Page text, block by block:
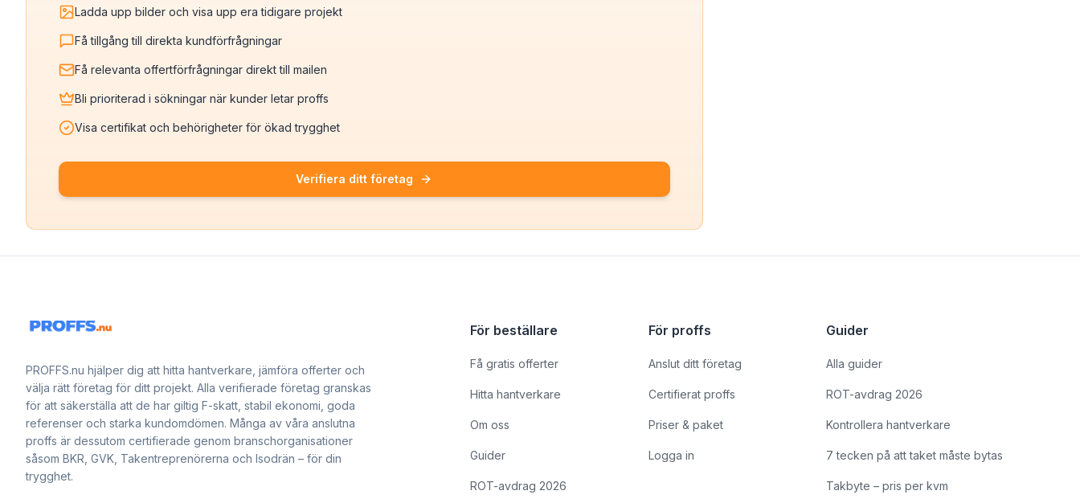
Ladda upp bilder och visa upp era tidigare projekt
Få tillgång till direkta kundförfrågningar
Få relevanta offertförfrågningar direkt till mailen
Bli prioriterad i sökningar när kunder letar proffs
Visa certifikat och behörigheter för ökad trygghet
Verifiera ditt företag
PROFFS.nu hjälper dig att hitta hantverkare, jämföra offerter och
välja rätt företag för ditt projekt. Alla verifierade företag granskas
för att säkerställa att de har giltig F-skatt, stabil ekonomi, goda
referenser och starka kundomdömen. Många av våra anslutna
proffs är dessutom certifierade genom branschorganisationer
såsom BKR, GVK, Takentreprenörerna och Isodrän – för din
trygghet.
För beställare
Få gratis offerter
Hitta hantverkare
Om oss
Guider
ROT-avdrag 2026
För proffs
Anslut ditt företag
Certifierat proffs
Priser & paket
Logga in
Guider
Alla guider
ROT-avdrag 2026
Kontrollera hantverkare
7 tecken på att taket måste bytas
Takbyte – pris per kvm